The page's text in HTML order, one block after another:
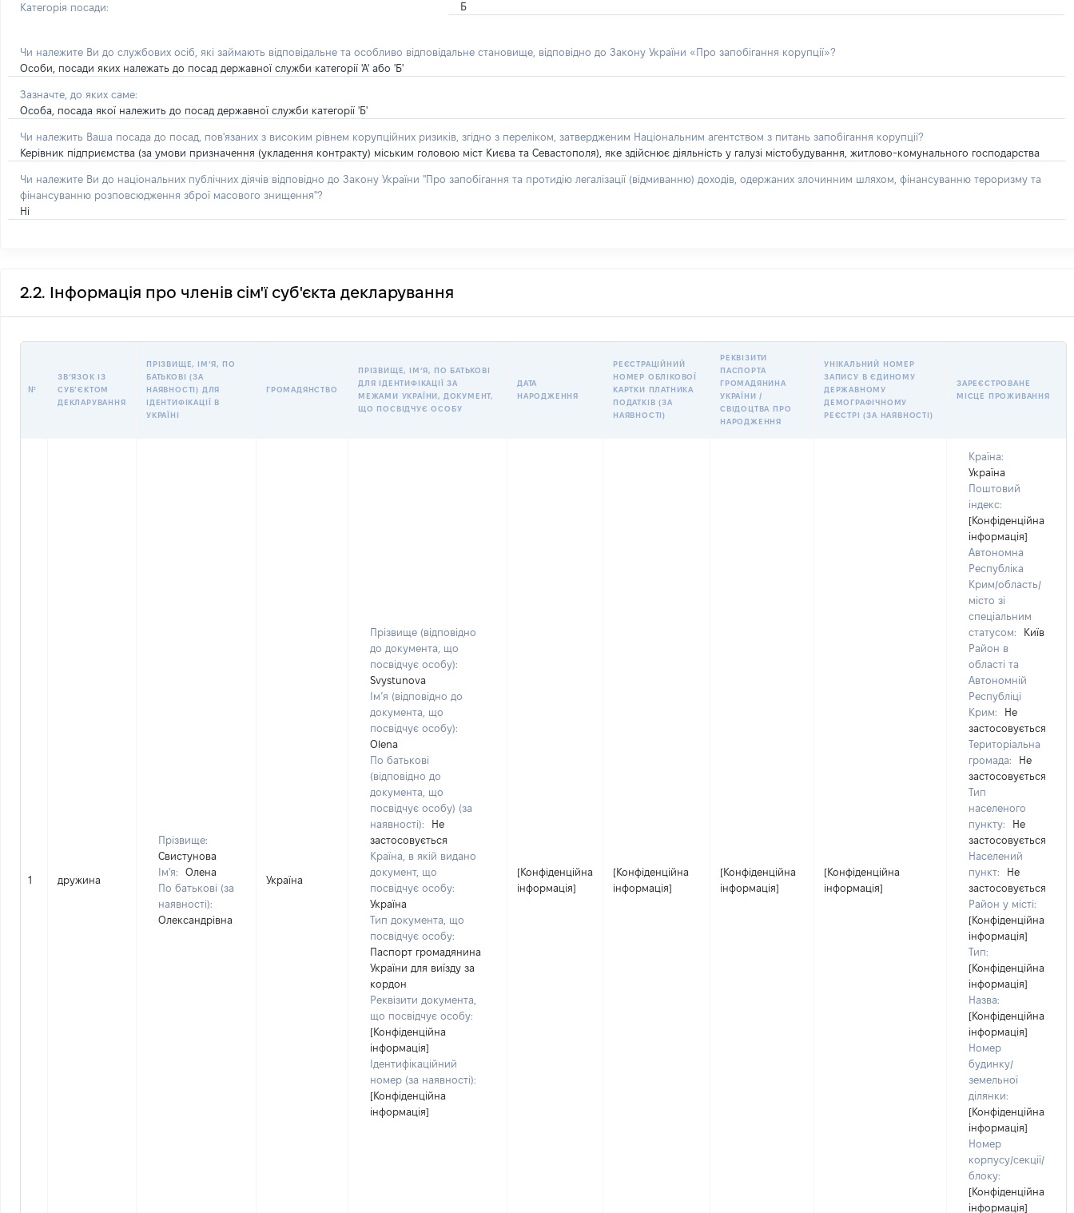
Категорія посади: Б
Чи належите Ви до службових осіб, які займають відповідальне та особливо відповідальне становище, відповідно до Закону України «Про запобігання корупції»?
Особи, посади яких належать до посад державної служби категорії 'А' або 'Б'
Зазначте, до яких саме:
Особа, посада якої належить до посад державної служби категорії 'Б'
Чи належить Ваша посада до посад, пов'язаних з високим рівнем корупційних ризиків, згідно з переліком, затвердженим Національним агентством з питань запобігання корупції?
Керівник підприємства (за умови призначення (укладення контракту) міським головою міст Києва та Севастополя), яке здійснює діяльність у галузі містобудування, житлово-комунального господарства
Чи належите Ви до національних публічних діячів відповідно до Закону України "Про запобігання та протидію легалізації (відмиванню) доходів, одержаних злочинним шляхом, фінансуванню тероризму та
фінансуванню розповсюдження зброї масового знищення"?
Ні
2.2. Інформація про членів сім'ї суб'єкта декларування
№
ЗВʼЯЗОК ІЗ
СУБʼЄКТОМ
ДЕКЛАРУВАННЯ
ПРІЗВИЩЕ, ІМʼЯ, ПО
БАТЬКОВІ (ЗА
НАЯВНОСТІ) ДЛЯ
ІДЕНТИФІКАЦІЇ В
УКРАЇНІ
ГРОМАДЯНСТВО
ПРІЗВИЩЕ, ІМʼЯ, ПО БАТЬКОВІ
ДЛЯ ІДЕНТИФІКАЦІЇ ЗА
МЕЖАМИ УКРАЇНИ, ДОКУМЕНТ,
ЩО ПОСВІДЧУЄ ОСОБУ
ДАТА
НАРОДЖЕННЯ
РЕЄСТРАЦІЙНИЙ
НОМЕР ОБЛІКОВОЇ
КАРТКИ ПЛАТНИКА
ПОДАТКІВ (ЗА
НАЯВНОСТІ)
РЕКВІЗИТИ
ПАСПОРТА
ГРОМАДЯНИНА
УКРАЇНИ /
СВІДОЦТВА ПРО
НАРОДЖЕННЯ
УНІКАЛЬНИЙ НОМЕР
ЗАПИСУ В ЄДИНОМУ
ДЕРЖАВНОМУ
ДЕМОГРАФІЧНОМУ
РЕЄСТРІ (ЗА НАЯВНОСТІ)
ЗАРЕЄСТРОВАНЕ
МІСЦЕ ПРОЖИВАННЯ
1 дружина
Прізвище:
Свистунова
Ім'я:
Олена
По батькові (за
наявності):
Олександрівна
Україна
Прізвище (відповідно
до документа, що
посвідчує особу):
Svystunova
Ім’я (відповідно до
документа, що
посвідчує особу):
Olena
По батькові
(відповідно до
документа, що
посвідчує особу) (за
наявності):
Не
застосовується
Країна, в якій видано
документ, що
посвідчує особу:
Україна
Тип документа, що
посвідчує особу:
Паспорт громадянина
України для виїзду за
кордон
Реквізити документа,
що посвідчує особу:
[Конфіденційна
інформація]
Ідентифікаційний
номер (за наявності):
[Конфіденційна
інформація]
[Конфіденційна
інформація]
[Конфіденційна
інформація]
[Конфіденційна
інформація]
[Конфіденційна
інформація]
Країна:
Україна
Поштовий
індекс:
[Конфіденційна
інформація]
Автономна
Республіка
Крим/область/
місто зі
спеціальним
статусом:
Київ
Район в
області та
Автономній
Республіці
Крим:
Не
застосовується
Територіальна
громада:
Не
застосовується
Тип
населеного
пункту:
Не
застосовується
Населений
пункт:
Не
застосовується
Район у місті:
[Конфіденційна
інформація]
Тип:
[Конфіденційна
інформація]
Назва:
[Конфіденційна
інформація]
Номер
будинку/
земельної
ділянки:
[Конфіденційна
інформація]
Номер
корпусу/секції/
блоку:
[Конфіденційна
інформація]